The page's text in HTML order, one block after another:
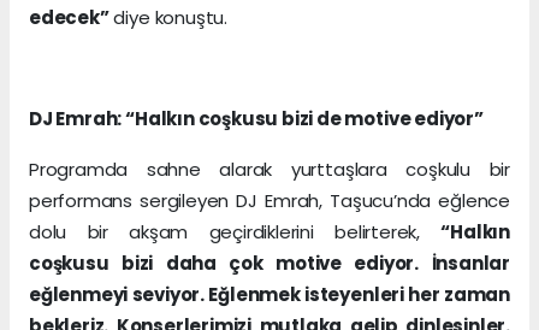
edecek”diye konuştu.
DJ Emrah: “Halkın coşkusu bizi de motive ediyor”
Programda sahne alarak yurttaşlara coşkulu bir
performans sergileyen DJ Emrah, Taşucu’nda eğlence
dolu bir akşam geçirdiklerini belirterek,“Halkın
coşkusu bizi daha çok motive ediyor. İnsanlar
eğlenmeyi seviyor. Eğlenmek isteyenleri her zaman